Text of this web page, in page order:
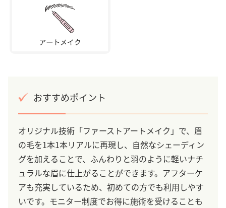
おすすめポイント
オリジナル技術「ファーストアートメイク」で、眉
の毛を1本1本リアルに再現し、自然なシェーディン
グを加えることで、ふんわりと羽のように軽いナチ
ュラルな眉に仕上がることができます。アフターケ
アも充実しているため、初めての方でも利用しやす
いです。モニター制度でお得に施術を受けることも